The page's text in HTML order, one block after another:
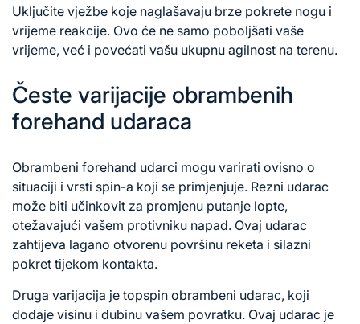
Uključite vježbe koje naglašavaju brze pokrete nogu i
vrijeme reakcije. Ovo će ne samo poboljšati vaše
vrijeme, već i povećati vašu ukupnu agilnost na terenu.
Česte varijacije obrambenih
forehand udaraca
Obrambeni forehand udarci mogu varirati ovisno o
situaciji i vrsti spin-a koji se primjenjuje. Rezni udarac
može biti učinkovit za promjenu putanje lopte,
otežavajući vašem protivniku napad. Ovaj udarac
zahtijeva lagano otvorenu površinu reketa i silazni
pokret tijekom kontakta.
Druga varijacija je topspin obrambeni udarac, koji
dodaje visinu i dubinu vašem povratku. Ovaj udarac je